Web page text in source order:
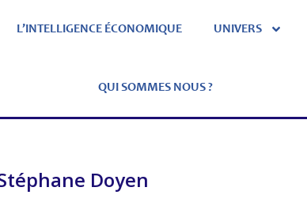
L’INTELLIGENCE ÉCONOMIQUE UNIVERS
QUI SOMMES NOUS ?
Doyen